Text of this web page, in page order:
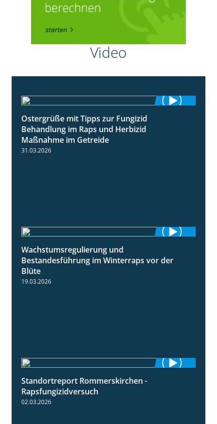
Video
Ostergrüße mit Tipps zur Fungizid
Behandlung im Raps und Herbizid
Maßnahme im Getreide
31.03.2026
Wachstumsregulierung und
Bestandesführung im Winterraps vor der
Blüte
19.03.2026
Standortreport Rommerskirchen -
Rapsfungizidversuch
02.03.2026